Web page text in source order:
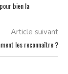
bien la
Article suivant
les reconnaître ?